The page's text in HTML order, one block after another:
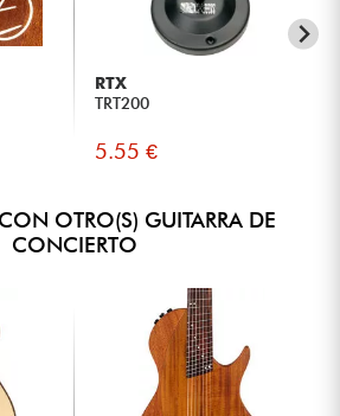
RTX
TRT200
5.55 €
OTRO(S) GUITARRA DE
CONCIERTO